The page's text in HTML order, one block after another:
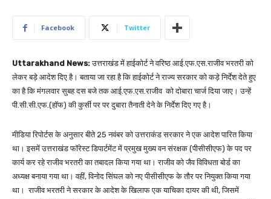
Facebook Twitter
Uttarakhand News:उत्तराखंड में हाईकोर्ट ने वरिष्ठ आई.एफ.एस.राजीव भरतरी को
लेकर बड़े आदेश दिए है। बताया जा रहा है कि हाईकोर्ट ने राज्य सरकार को कड़े निर्देश देते हुए
का है कि मंगलवार सुबह दस बजे तक आई.एफ.एस.राजीव को दोबारा चार्ज दिया जाए। उन्हें
पी.सी.सी.एफ.(हॉफ) की कुर्सी पर पर दुबारा तैनाती देने के निर्देश दिए गए है।
मीडिया रिपोर्टस के अनुसार बीते 25 नवंबर को उत्तराकंड सरकार ने एक आदेश पारित किया
था। इसमें उत्तराखंड फॉरेस्ट डिपार्टमेंट में प्रमुख मुख्य वन संरक्षक (पीसीसीएफ) के पद पर
कार्य कर रहे राजीव भरतरी का तबादल किया गया था। राजीव को जैव विविधता बोर्ड का
अध्यक्ष बनाया गया था। वहीं, विनोद सिंघल को नए पीसीसीएफ के तौर पर नियुक्त किया गया
था। राजीव भरतरी ने सरकार के आदेश के खिलाफ एक याचिका दायर की थी, जिसमें